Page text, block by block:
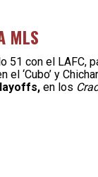
MLS
51 con el LAFC,
el ‘Cubo’ y
en los